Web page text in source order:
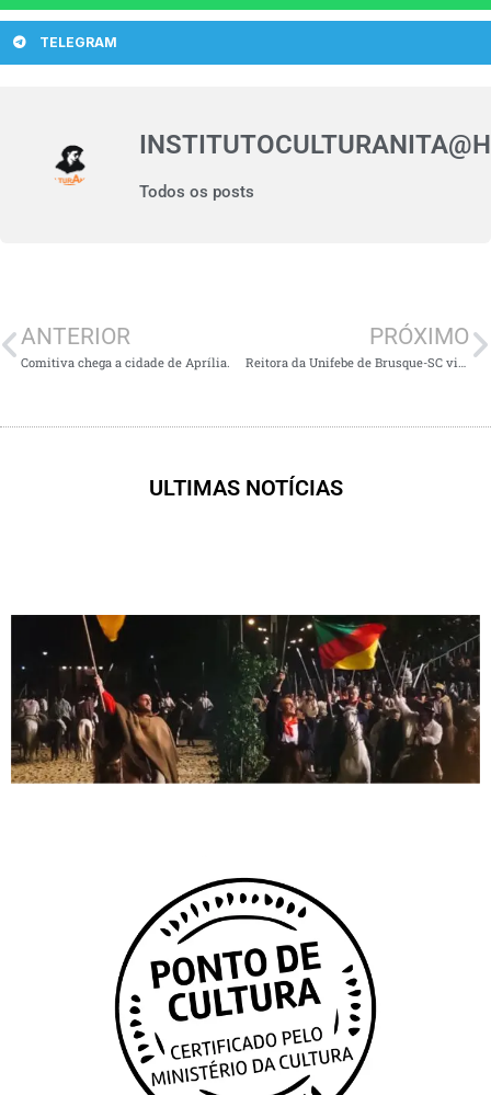
TELEGRAM
Todos os posts
ANTERIOR
Comitiva chega a cidade de Aprília.
PRÓXIMO
Reitora da Unifebe de Brusque-SC visita o CulturAnita.
ULTIMAS NOTÍCIAS